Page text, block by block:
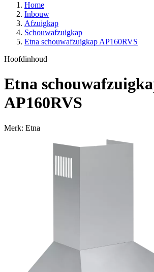
Home
Inbouw
Afzuigkap
Schouwafzuigkap
Etna schouwafzuigkap AP160RVS
Hoofdinhoud
Etna
AP160RVS
Merk: Etna